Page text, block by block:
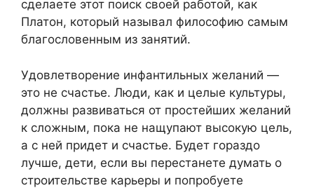
сделаете этот поиск своей работой, как
Платон, который называл философию самым
благословенным из занятий.
Удовлетворение инфантильных желаний —
это не счастье. Люди, как и целые культуры,
должны развиваться от простейших желаний
к сложным, пока не нащупают высокую цель,
а с ней придет и счастье. Будет гораздо
лучше, дети, если вы перестанете думать о
строительстве карьеры и попробуете